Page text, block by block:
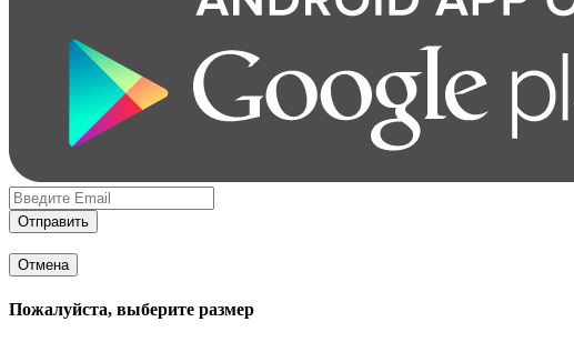
Отправить
Отмена
Пожалуйста, выберите размер